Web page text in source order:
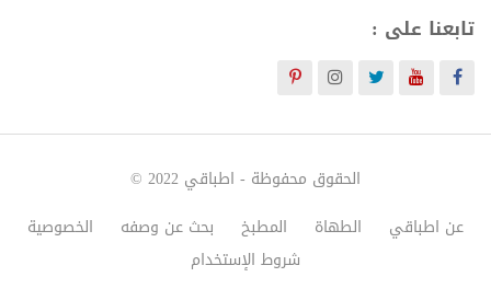
تابعنا على :
الحقوق محفوظة - اطباقي 2022 ©
عن اطباقي
الطهاة المطبخ بحث عن وصفه
الخصوصية
شروط الإستخدام